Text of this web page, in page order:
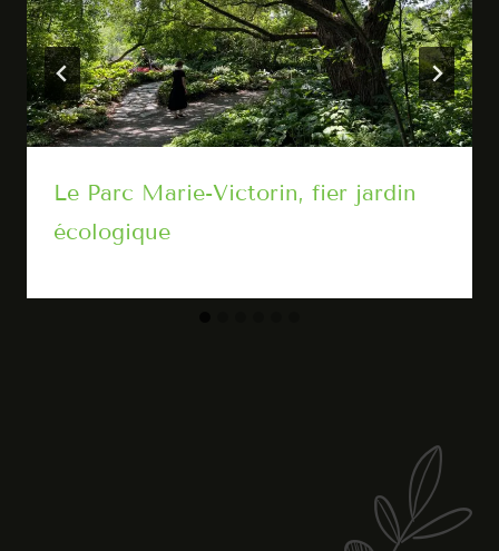
Le Parc Marie-Victorin, fier jardin
écologique